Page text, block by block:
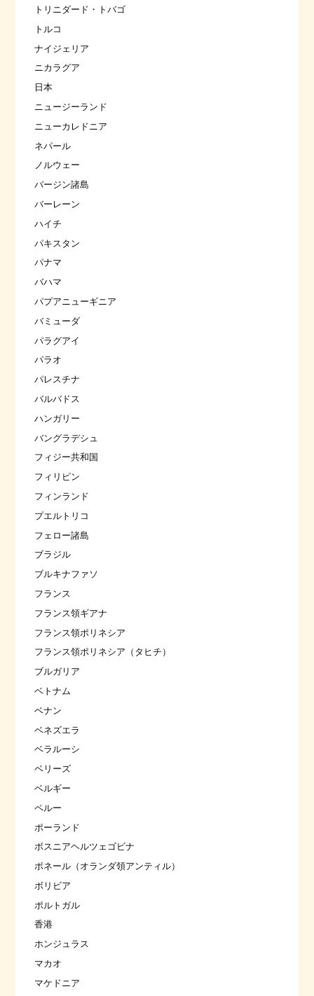
トリニダード・トバゴ
トルコ
ナイジェリア
ニカラグア
日本
ニュージーランド
ニューカレドニア
ネパール
ノルウェー
バージン諸島
バーレーン
ハイチ
パキスタン
パナマ
バハマ
パプアニューギニア
バミューダ
パラグアイ
パラオ
パレスチナ
バルバドス
ハンガリー
バングラデシュ
フィジー共和国
フィリピン
フィンランド
プエルトリコ
フェロー諸島
ブラジル
ブルキナファソ
フランス
フランス領ギアナ
フランス領ポリネシア
フランス領ポリネシア（タヒチ）
ブルガリア
ベトナム
ベナン
ベネズエラ
ベラルーシ
ベリーズ
ベルギー
ペルー
ポーランド
ボスニアヘルツェゴビナ
ボネール（オランダ領アンティル）
ボリビア
ポルトガル
香港
ホンジュラス
マカオ
マケドニア